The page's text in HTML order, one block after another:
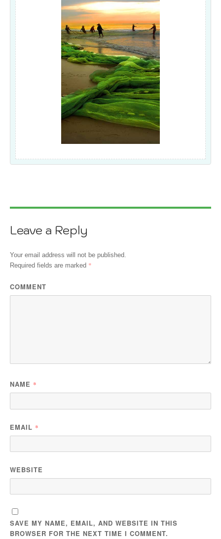
Leave a Reply
Your email address will not be published.
Required fields are marked *
COMMENT
NAME *
EMAIL *
WEBSITE
SAVE MY NAME, EMAIL, AND WEBSITE IN THIS
BROWSER FOR THE NEXT TIME I COMMENT.